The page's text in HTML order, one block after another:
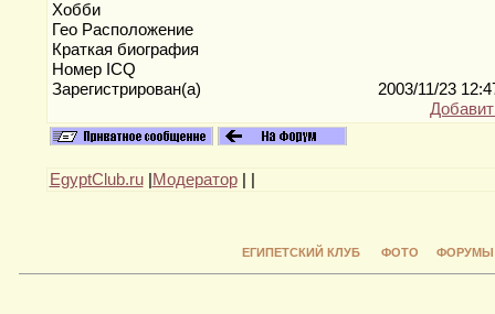
Хобби
Гео Расположение
Краткая биография
Номер ICQ
Зарегистрирован(а)
2003/11/23
EgyptClub.ru| Модератор|
ЕГИПЕТСКИЙ КЛУБ ФОТО ФОРУМЫ